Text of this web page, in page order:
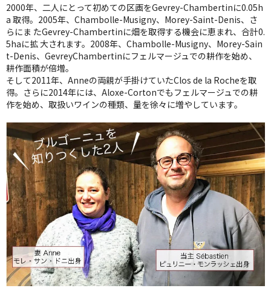
2000年、二人にとって初めての区画をGevrey-Chambertinに0.05h
a 取得。2005年、Chambolle-Musigny、Morey-Saint-Denis、さ
らにま たGevrey-Chambertinに畑を取得する機会に恵まれ、合計0.
5haに拡 大されます。2008年、Chambolle-Musigny、Morey-Sain
t-Denis、GevreyChambertinにフェルマージュでの耕作を始め、
耕作面積が倍増。
そして2011年、Anneの両親が手掛けていたClos de la Rocheを取
得。さらに2014年には、Aloxe-Cortonでもフェルマージュでの耕
作を始め、取扱いワインの種類、量を徐々に増やしています。